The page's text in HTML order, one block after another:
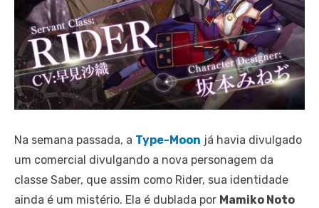
Na semana passada, a Type-Moon já havia divulgado
um comercial divulgando a nova personagem da
classe Saber, que assim como Rider, sua identidade
ainda é um mistério. Ela é dublada por Mamiko Noto